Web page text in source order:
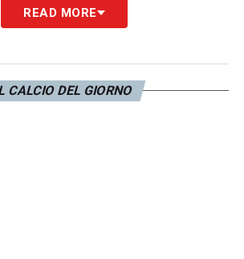
Juve, il saluto di Elkann
della Juventus, che si
nostro Museo, è uno
READ MORE
CALCIO DEL GIORNO